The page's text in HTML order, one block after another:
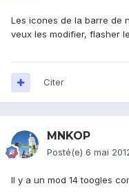
Les icones de la barre de
veux les modifier, flasher
Citer
MNKOP
Posté(e) 6 mai
Il y a un mod 14 toogles